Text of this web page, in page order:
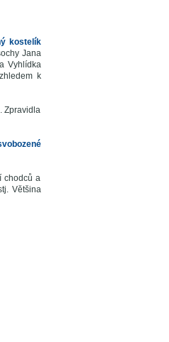
kostelík
Jana
Vyhlídka
k
Zpravidla
chodců a
Většina